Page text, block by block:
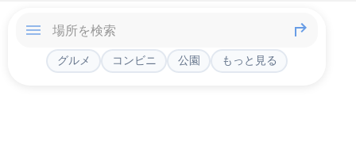
グルメ コンビニ 公園 もっと見る